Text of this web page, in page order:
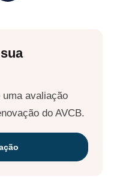
avaliação
do AVCB.